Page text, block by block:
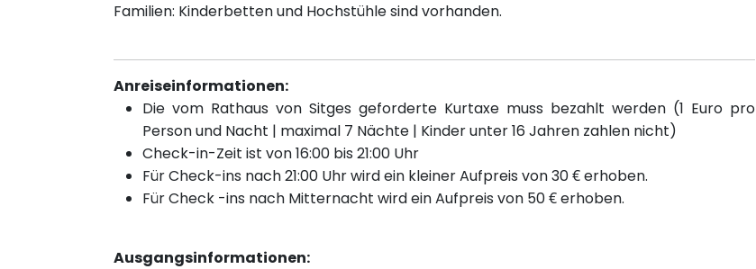
Familien: Kinderbetten und Hochstühle sind vorhanden.
Anreiseinformationen:
Die vom Rathaus von Sitges geforderte Kurtaxe muss bezahlt werden (1 Euro pro
Person und Nacht | maximal 7 Nächte | Kinder unter 16 Jahren zahlen nicht)
Check-in-Zeit ist von 16:00 bis 21:00 Uhr
Für Check-ins nach 21:00 Uhr wird ein kleiner Aufpreis von 30 € erhoben.
Für Check -ins nach Mitternacht wird ein Aufpreis von 50 € erhoben.
Ausgangsinformationen: